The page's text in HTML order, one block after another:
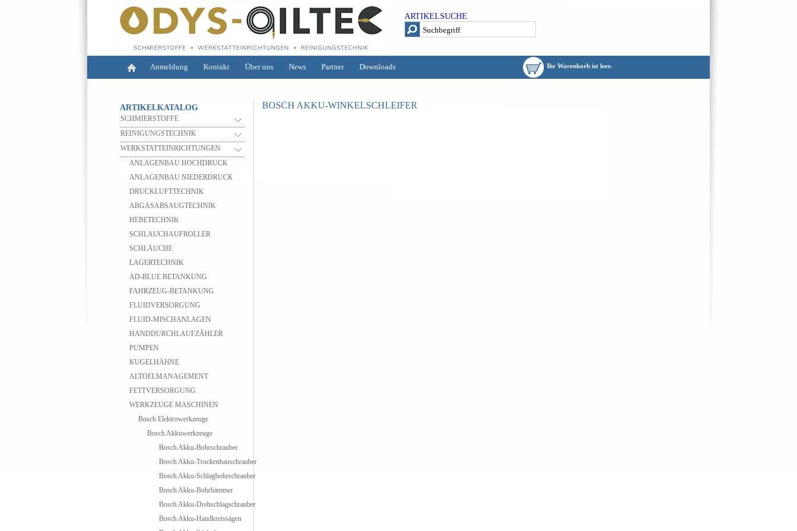
ARTIKELSUCHE
Anmeldung Kontakt Über uns News Partner Downloads Ihr Warenkorb ist leer.
ARTIKELKATALOG
SCHMIERSTOFFE
REINIGUNGSTECHNIK
WERKSTATTEINRICHTUNGEN
ANLAGENBAU HOCHDRUCK
ANLAGENBAU NIEDERDRUCK
DRUCKLUFTTECHNIK
ABGASABSAUGTECHNIK
HEBETECHNIK
SCHLAUCHAUFROLLER
SCHLÄUCHE
LAGERTECHNIK
AD-BLUE BETANKUNG
FAHRZEUG-BETANKUNG
FLUIDVERSORGUNG
FLUID-MISCHANLAGEN
HANDDURCHLAUFZÄHLER
PUMPEN
KUGELHÄHNE
ALTOELMANAGEMENT
FETTVERSORGUNG
WERKZEUGE MASCHINEN
Bosch Elektrowerkzeuge
Bosch Akkuwerkzeuge
Bosch Akku-Bohrschrauber
Bosch Akku-Trockenbauschrauber
Bosch Akku-Schlagbohrschrauber
Bosch Akku-Bohrhämmer
Bosch Akku-Drehschlagschrauber
Bosch Akku-Handkreissägen
BOSCH AKKU-WINKELSCHLEIFER